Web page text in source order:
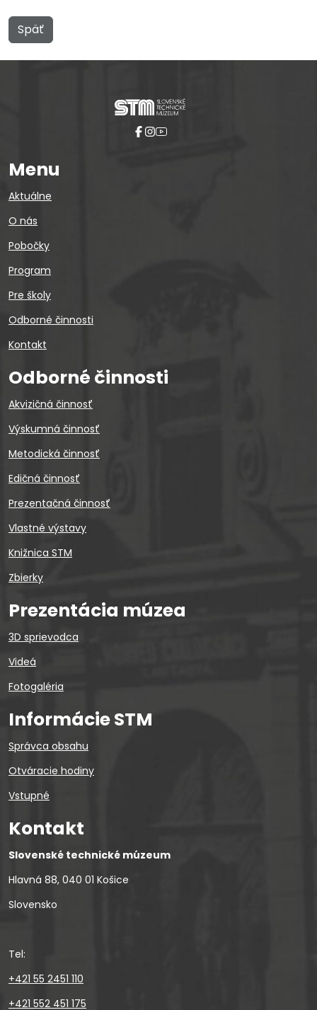
Späť
Menu
Aktuálne
O nás
Pobočky
Program
Pre školy
Odborné činnosti
Kontakt
Odborné činnosti
Akvizičná činnosť
Výskumná činnosť
Metodická činnosť
Edičná činnosť
Prezentačná činnosť
Vlastné výstavy
Knižnica STM
Zbierky
Prezentácia múzea
3D sprievodca
Videá
Fotogaléria
Informácie STM
Správca obsahu
Otváracie hodiny
Vstupné
Kontakt
Slovenské technické múzeum
Hlavná 88, 040 01 Košice
Slovensko
Tel:
+421 55 2451 110
+421 552 451 175